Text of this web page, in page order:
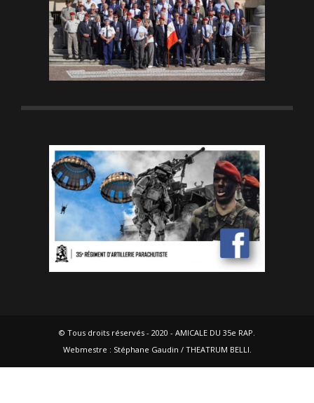
© Tous droits réservés - 2020 - AMICALE DU 35e RAP.
Webmestre : Stéphane Gaudin / THEATRUM BELLI.